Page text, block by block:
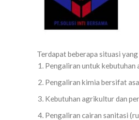
Terdapat beberapa situasi
Pengaliran untuk kebutuhan
Pengaliran kimia bersifat
Kebutuhan agrikultur dan
Pengaliran cairan sanitasi